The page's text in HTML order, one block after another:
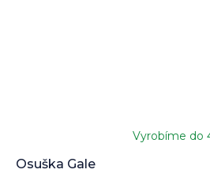
Osuška Gale
Vyrobíme do